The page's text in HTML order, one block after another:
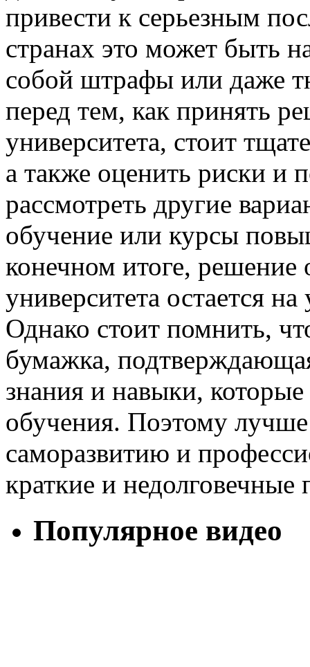
привести к серьезным
странах это может быть
собой штрафы или даже
перед тем, как принять
университета, стоит
а также оценить риски и
рассмотреть другие
обучение или курсы
конечном итоге, решение
университета остается
Однако стоит помнить,
бумажка,
знания и навыки,
обучения. Поэтому лучше
саморазвитию и
краткие и недолговечные
Популярное видео